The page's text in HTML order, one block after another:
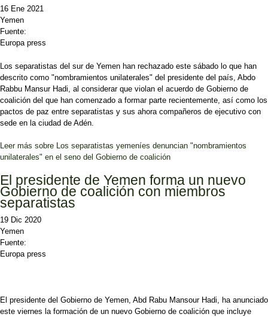
16 Ene 2021
Yemen
Fuente:
Europa press
Los separatistas del sur de Yemen han rechazado este sábado lo que han
descrito como "nombramientos unilaterales" del presidente del país, Abdo
Rabbu Mansur Hadi, al considerar que violan el acuerdo de Gobierno de
coalición del que han comenzado a formar parte recientemente, así como los
pactos de paz entre separatistas y sus ahora compañeros de ejecutivo con
sede en la ciudad de Adén.
Leer más sobre Los separatistas yemeníes denuncian "nombramientos
unilaterales" en el seno del Gobierno de coalición
El presidente de Yemen forma un nuevo
Gobierno de coalición con miembros
separatistas
19 Dic 2020
Yemen
Fuente:
Europa press
El presidente del Gobierno de Yemen, Abd Rabu Mansour Hadi, ha anunciado
este viernes la formación de un nuevo Gobierno de coalición que incluye